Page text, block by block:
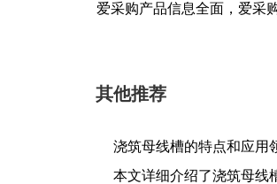
爱采购产品信息全面，爱采
其他推荐
浇筑母线槽的特点和应用
本文详细介绍了浇筑母线